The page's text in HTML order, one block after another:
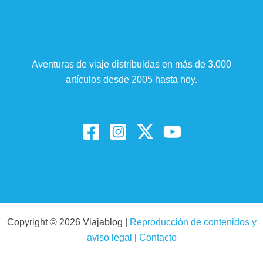
Aventuras de viaje distribuidas en más de 3.000
artículos desde 2005 hasta hoy.
Copyright © 2026 Viajablog |
Reproducción de contenidos y
aviso legal
Contacto